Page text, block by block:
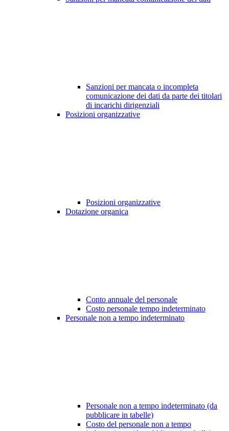
Sanzioni per mancata o incompleta
comunicazione dei dati da parte dei titolari
di incarichi dirigenziali
Posizioni organizzative
Posizioni organizzative
Dotazione organica
Conto annuale del personale
Costo personale tempo indeterminato
Personale non a tempo indeterminato
Personale non a tempo indeterminato (da
pubblicare in tabelle)
Costo del personale non a tempo